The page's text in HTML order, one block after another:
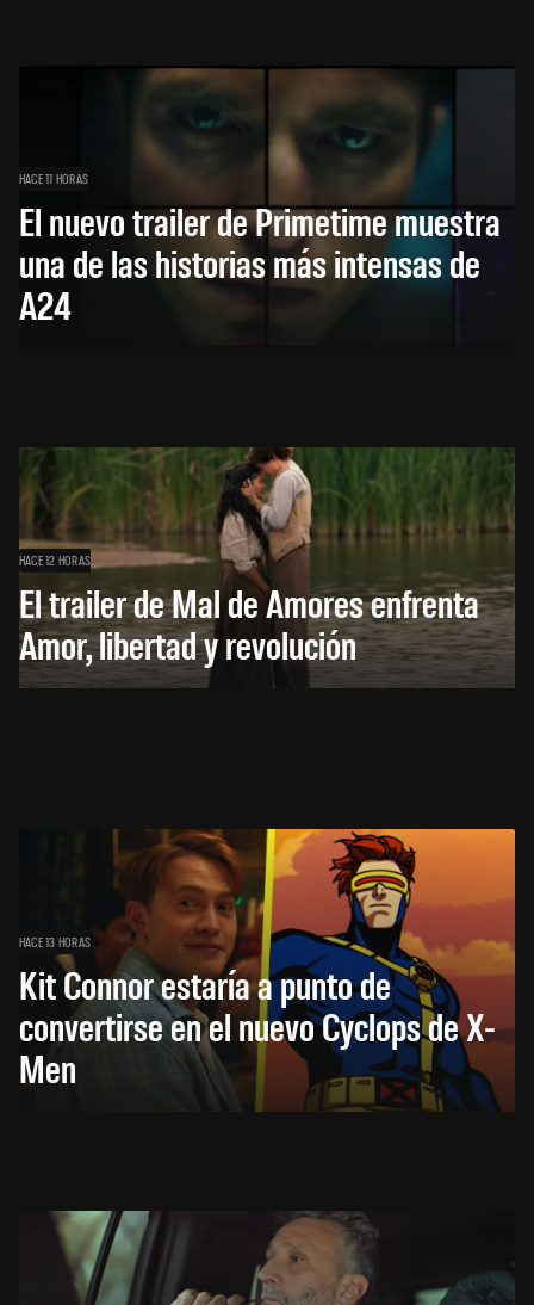
HACE 11 HORAS
El nuevo trailer de Primetime muestra
una de las historias más intensas de
A24
HACE 12 HORAS
El trailer de Mal de Amores enfrenta
Amor, libertad y revolución
HACE 13 HORAS
Kit Connor estaría a punto de
convertirse en el nuevo Cyclops de X-
Men